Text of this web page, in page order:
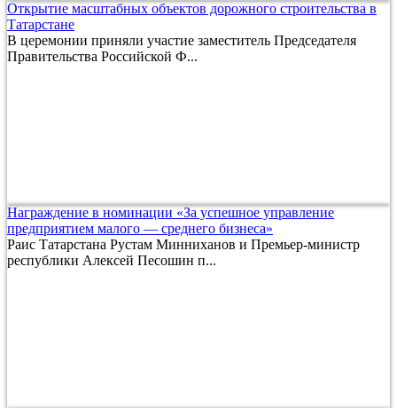
Открытие масштабных объектов дорожного строительства в
Татарстане
В церемонии приняли участие заместитель Председателя
Правительства Российской Ф...
Награждение в номинации «За успешное управление
предприятием малого — среднего бизнеса»
Раис Татарстана Рустам Минниханов и Премьер-министр
республики Алексей Песошин п...